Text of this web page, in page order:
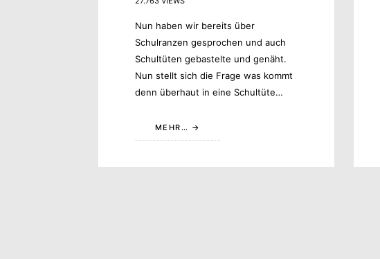
Nun haben wir bereits über
Schulranzen gesprochen und auch
Schultüten gebastelte und genäht.
Nun stellt sich die Frage was kommt
denn überhaut in eine Schultüte…
MEHR…